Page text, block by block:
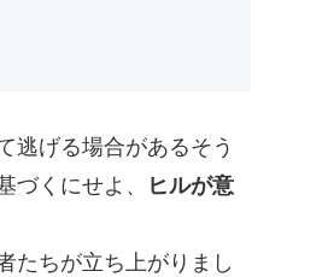
逃げる場合があるそう
づくにせよ、
ヒルが意
たちが立ち上がりまし